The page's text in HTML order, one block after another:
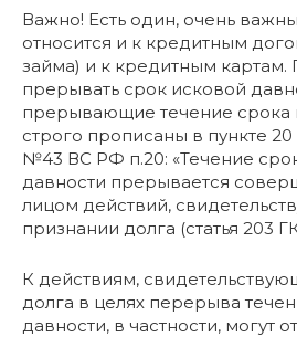
Важно! Есть один, очень
относится и к кредитным
займа) и к кредитным картам.
прерывать срок исковой
прерывающие течение срока
строго прописаны в пункте
№43 ВС РФ п.20: «Течение
давности прерывается
лицом действий,
признании долга (статья 203
К действиям,
долга в целях перерыва
давности, в частности, могут